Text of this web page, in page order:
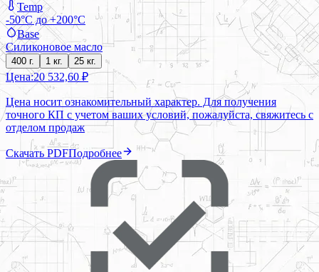
Temp
-50°C до +200°C
Base
Силиконовое масло
400 г. 1 кг. 25 кг.
Цена:20 532,60 ₽
Цена носит ознакомительный характер. Для получения
точного КП с учетом ваших условий, пожалуйста, свяжитесь с
отделом продаж
Скачать PDFПодробнее